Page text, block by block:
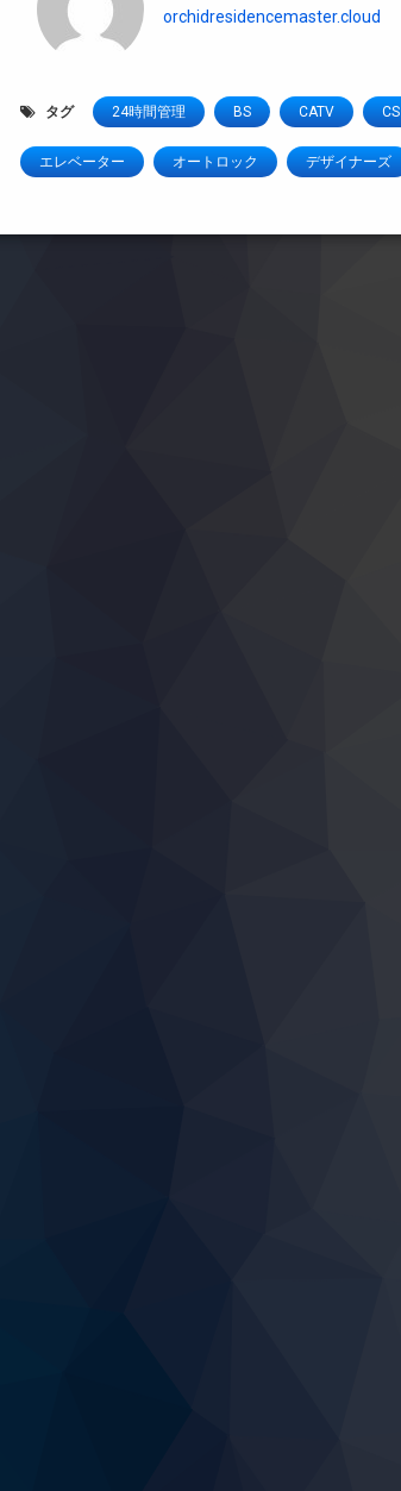
orchidresidencemaster.cloud
タグ 24時間管理 BS CATV CS
エレベーター オートロック デザイナーズ